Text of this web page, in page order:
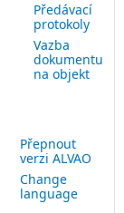
Předávací
protokoly
Vazba
dokumentu
na objekt
Přepnout
verzi ALVAO
Change
language